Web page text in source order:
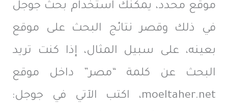
موقع محدد، يمكنك استخدام بحث جوجل
في ذلك وقصر نتائج البحث على موقع
بعينه، على سبيل المثال، إذا كنت تريد
البحث عن كلمة “مصر” داخل موقع
moeltaher.net، اكتب الآتي في جوجل: